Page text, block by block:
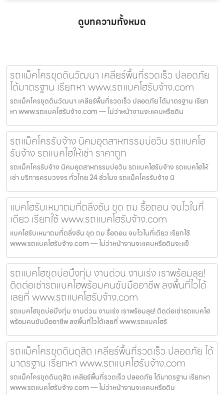
ดูบทความทั้งหมด
รถแม็คโครขุดดินวัฒนา เคลียร์พื้นที่รวดเร็ว ปลอดภัย
ได้มาตรฐาน เรียกหา www.รถแบคโฮรับจ้าง.com
รถแม็คโครขุดดินวัฒนา เคลียร์พื้นที่รวดเร็ว ปลอดภัย ได้มาตรฐาน เรียก
หา www.รถแบคโฮรับจ้าง.com — ไม่ว่าหน้างานจะแคบหรือดิน
รถแม็คโครรับจ้าง นิคมอุตสาหกรรมบ่อวิน รถแบคโฮ
รับจ้าง รถแบคโฮให้เช่า ราคาถูก
รถแม็คโครรับจ้าง นิคมอุตสาหกรรมบ่อวิน รถแบคโฮรับจ้าง รถแบคโฮให้
เช่า บริการครบวงจร ทั่วไทย 24 ชั่วโมง รถแม็คโครรับจ้าง นิ
แบคโฮรับเหมาถมที่ตลิ่งชัน ขุด ถม รื้อถอน จบไวในที่
เดียว เรียกใช้ www.รถแบคโฮรับจ้าง.com
แบคโฮรับเหมาถมที่ตลิ่งชัน ขุด ถม รื้อถอน จบไวในที่เดียว เรียกใช้
www.รถแบคโฮรับจ้าง.com — ไม่ว่าหน้างานจะแคบหรือดินจะแข็
รถแบคโฮขุดบ่อบึงกุ่ม งานด่วน งานเร่ง เราพร้อมลุย!
ติดต่อเช่ารถแบคโฮพร้อมคนขับมืออาชีพ ลงพื้นที่ไวได้
เลยที่ www.รถแบคโฮรับจ้าง.com
รถแบคโฮขุดบ่อบึงกุ่ม งานด่วน งานเร่ง เราพร้อมลุย! ติดต่อเช่ารถแบคโฮ
พร้อมคนขับมืออาชีพ ลงพื้นที่ไวได้เลยที่ www.รถแบคโฮรั
รถแม็คโครขุดดินดุสิต เคลียร์พื้นที่รวดเร็ว ปลอดภัย ได้
มาตรฐาน เรียกหา www.รถแบคโฮรับจ้าง.com
รถแม็คโครขุดดินดุสิต เคลียร์พื้นที่รวดเร็ว ปลอดภัย ได้มาตรฐาน เรียกหา
www.รถแบคโฮรับจ้าง.com — ไม่ว่าหน้างานจะแคบหรือดิน